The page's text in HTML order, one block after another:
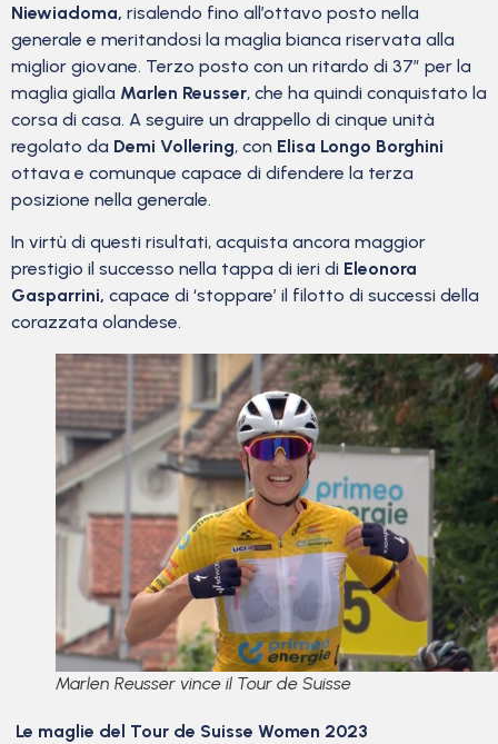
Niewiadoma, risalendo fino all’ottavo posto nella
generale e meritandosi la maglia bianca riservata alla
miglior giovane. Terzo posto con un ritardo di 37″ per la
maglia gialla Marlen Reusser, che ha quindi conquistato la
corsa di casa. A seguire un drappello di cinque unità
regolato da Demi Vollering, con Elisa Longo Borghini
ottava e comunque capace di difendere la terza
posizione nella generale.
In virtù di questi risultati, acquista ancora maggior
prestigio il successo nella tappa di ieri di Eleonora
Gasparrini, capace di ‘stoppare’ il filotto di successi della
corazzata olandese.
Marlen Reusser vince il Tour de Suisse
Le maglie del Tour de Suisse Women 2023